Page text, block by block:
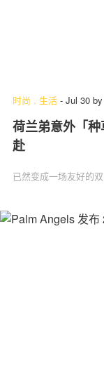
时尚 . 生活 - Jul 30 by
荷兰弟意外「
赴
已然变成一场友好的双